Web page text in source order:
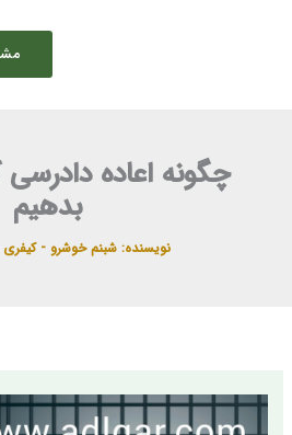
چگونه اعاده
بدهیم
نویسنده: شبنم خوشرو -کیفری